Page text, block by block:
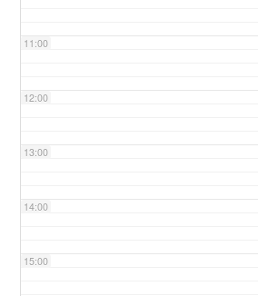
11:00
12:00
13:00
14:00
15:00